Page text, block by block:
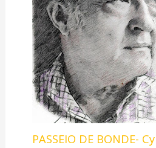
PASSEIO DE BONDE-